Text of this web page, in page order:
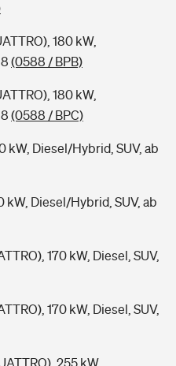
180 kW,
(0588 / BPB)
180 kW,
(0588 / BPC)
kW, Diesel/Hybrid, SUV, ab
kW, Diesel/Hybrid, SUV, ab
170 kW, Diesel, SUV,
170 kW, Diesel, SUV,
255 kW,